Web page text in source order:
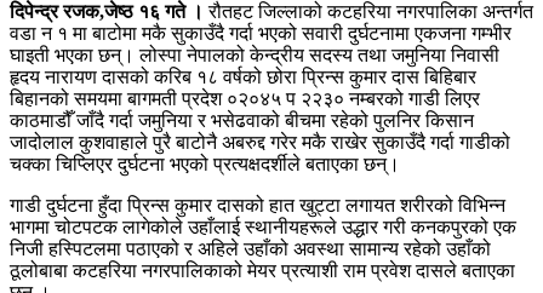
दिपेन्द्र रजक,जेष्ठ १६ गते ।रौतहट जिल्लाको कटहरिया नगरपालिका अन्तर्गत
वडा न १ मा बाटोमा मकै सुकाउँदै गर्दा भएको सवारी दुर्घटनामा एकजना गम्भीर
घाइती भएका छन्। लोस्पा नेपालको केन्द्रीय सदस्य तथा जमुनिया निवासी
हृदय नारायण दासको करिब १८ वर्षको छोरा प्रिन्स कुमार दास बिहिबार
बिहानको समयमा बागमती प्रदेश ०२०४५ प २२३० नम्बरको गाडी लिएर
काठमाडौँ जाँदै गर्दा जमुनिया र भसेढवाको बीचमा रहेको पुलनिर किसान
जादोलाल कुशवाहाले पुरै बाटोनै अबरुद्द गरेर मकै राखेर सुकाउँदै गर्दा गाडीको
चक्का चिप्लिएर दुर्घटना भएको प्रत्यक्षदर्शीले बताएका छन्।
गाडी दुर्घटना हुँदा प्रिन्स कुमार दासको हात खुट्टा लगायत शरीरको विभिन्न
भागमा चोटपटक लागेकोले उहाँलाई स्थानीयहरूले उद्धार गरी कनकपुरको एक
निजी हस्पिटलमा पठाएको र अहिले उहाँको अवस्था सामान्य रहेको उहाँको
ठूलोबाबा कटहरिया नगरपालिकाको मेयर प्रत्याशी राम प्रवेश दासले बताएका